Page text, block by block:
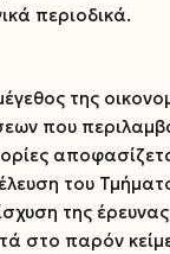
περιοδικά.
της
που
του
της
στο παρόν